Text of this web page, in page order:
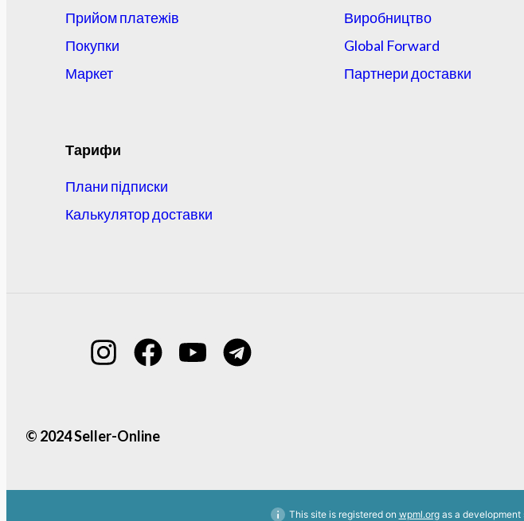
Прийом платежів
Покупки
Маркет
Тарифи
Плани підписки
Калькулятор доставки
Виробництво
Global Forward
Партнери доставки
© 2024 Seller-Online
This site is registered on wpml.orgas a development